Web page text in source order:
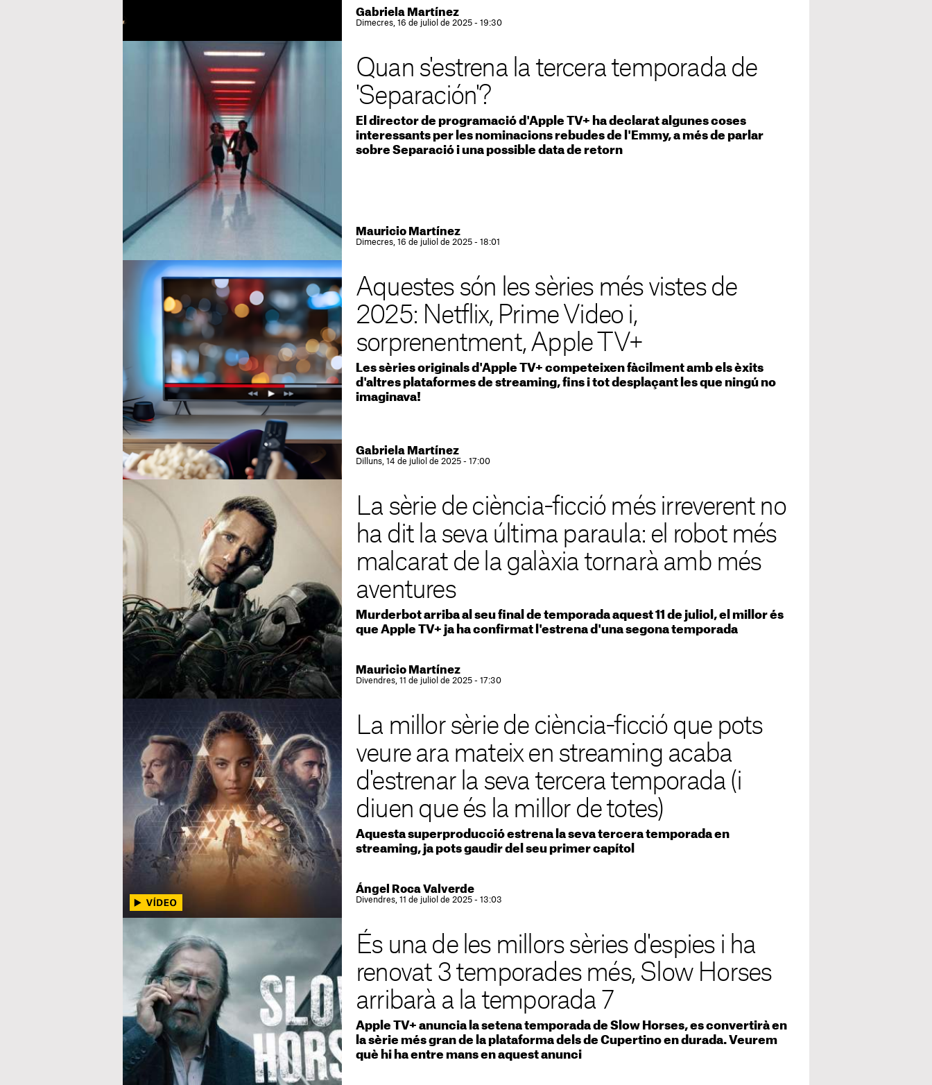
Gabriela Martínez
Dimecres, 16 de juliol de 2025 - 19:30
Quan s'estrena la tercera temporada de
'Separación'?
El director de programació d'Apple TV+ ha declarat algunes coses
interessants per les nominacions rebudes de l'Emmy, a més de parlar
sobre Separació i una possible data de retorn
Mauricio Martínez
Dimecres, 16 de juliol de 2025 - 18:01
Aquestes són les sèries més vistes de
2025: Netflix, Prime Video i,
sorprenentment, Apple TV+
Les sèries originals d'Apple TV+ competeixen fàcilment amb els èxits
d'altres plataformes de streaming, fins i tot desplaçant les que ningú no
imaginava!
Gabriela Martínez
Dilluns, 14 de juliol de 2025 - 17:00
La sèrie de ciència-ficció més irreverent no
ha dit la seva última paraula: el robot més
malcarat de la galàxia tornarà amb més
aventures
Murderbot arriba al seu final de temporada aquest 11 de juliol, el millor és
que Apple TV+ ja ha confirmat l'estrena d'una segona temporada
Mauricio Martínez
Divendres, 11 de juliol de 2025 - 17:30
La millor sèrie de ciència-ficció que pots
veure ara mateix en streaming acaba
d'estrenar la seva tercera temporada (i
diuen que és la millor de totes)
Aquesta superproducció estrena la seva tercera temporada en
streaming, ja pots gaudir del seu primer capítol
Ángel Roca Valverde
Divendres, 11 de juliol de 2025 - 13:03
És una de les millors sèries d'espies i ha
renovat 3 temporades més, Slow Horses
arribarà a la temporada 7
Apple TV+ anuncia la setena temporada de Slow Horses, es convertirà en
la sèrie més gran de la plataforma dels de Cupertino en durada. Veurem
què hi ha entre mans en aquest anunci